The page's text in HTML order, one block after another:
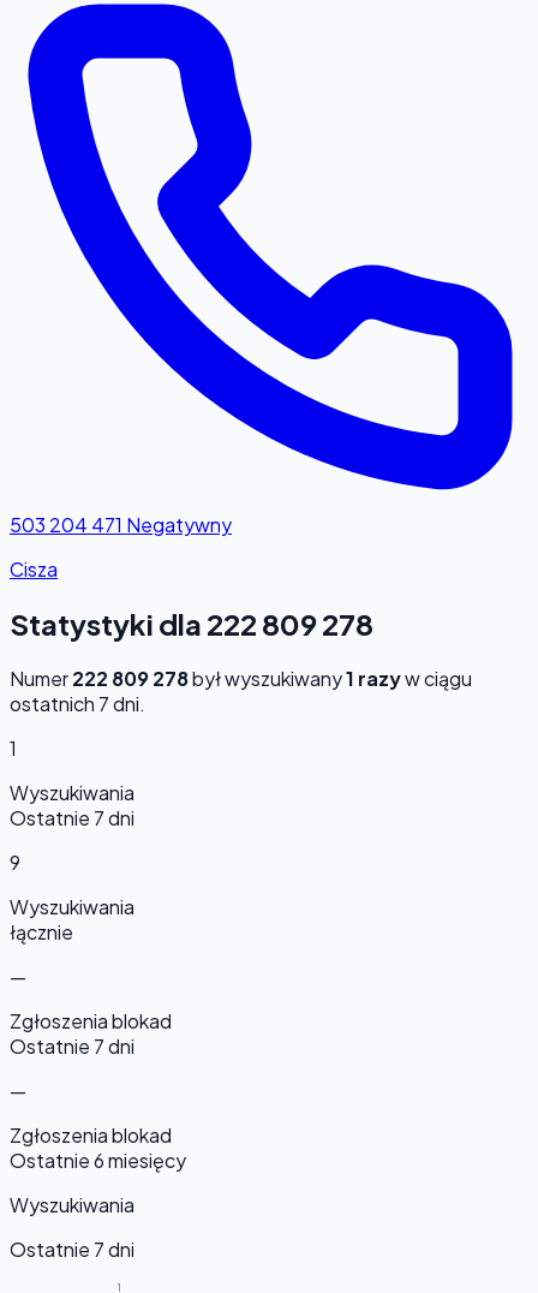
503 204 471 Negatywny
Cisza
Statystyki dla 222 809 278
Numer222 809 278był wyszukiwany1 razyw ciągu
ostatnich 7 dni.
1
Wyszukiwania
Ostatnie 7 dni
9
Wyszukiwania
łącznie
—
Zgłoszenia blokad
Ostatnie 7 dni
—
Zgłoszenia blokad
Ostatnie 6 miesięcy
Wyszukiwania
Ostatnie 7 dni
1